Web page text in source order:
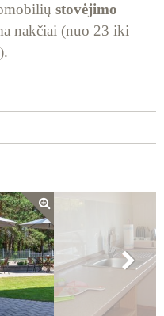
stovėjimo
nakčiai (nuo 23 iki